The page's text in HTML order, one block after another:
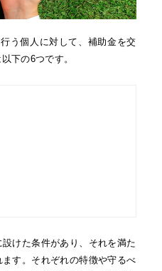
う個人に対して、補助金を交
下の6つです。
けた条件があり、それを満た
す。それぞれの特徴や守るべ